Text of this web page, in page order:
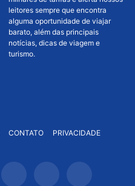
leitores sempre que encontra
alguma oportunidade de viajar
barato, além das principais
notícias, dicas de viagem e
turismo.
CONTATO PRIVACIDADE